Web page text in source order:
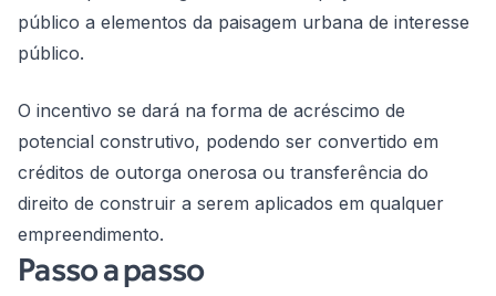
público a elementos da paisagem urbana de interesse
público.
O incentivo se dará na forma de acréscimo de
potencial construtivo, podendo ser convertido em
créditos de outorga onerosa ou transferência do
direito de construir a serem aplicados em qualquer
empreendimento.
Passo a passo